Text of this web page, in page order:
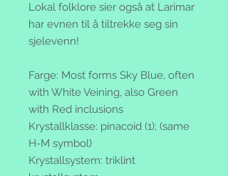
Lokal folklore sier også at Larimar
har evnen til å tiltrekke seg sin
sjelevenn!
Farge: Most forms Sky Blue, often
with White Veining, also Green
with Red inclusions
Krystallklasse: pinacoid (1); (same
H-M symbol)
Krystallsystem: triklint